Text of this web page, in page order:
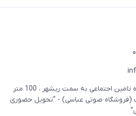
بوشهر - چهار راه تامین اجتماعی به سمت ریشهر ، 100 متر
(فروشگاه صوتی عباسی) - "تحویل حضوری